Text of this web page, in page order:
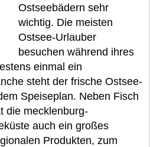
Ostseebädern sehr
wichtig. Die meisten
Ostsee-Urlauber
besuchen während ihres
einmal ein
steht der frische Ostsee-
Speiseplan. Neben Fisch
die mecklenburg-
auch ein großes
Produkten, zum